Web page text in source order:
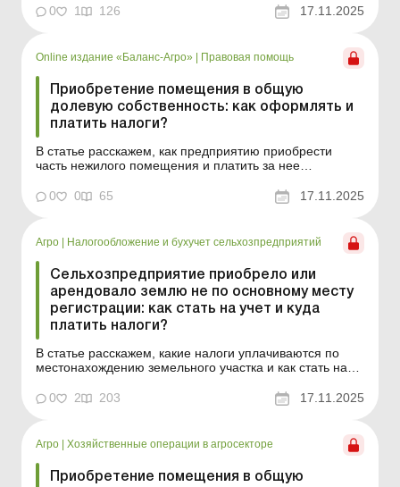
ноября 2025 года На практике нередка ситуация, когда
сельхозпредприятие покупает или арендует
регистрации. В т...
0 1 126 17.11.2025
Online издание «Баланс-Агро» | Правовая помощь
Приобретение помещения в общую
долевую собственность: как оформлять и
платить налоги?
В статье расскажем, как предприятию приобрести
часть нежилого помещения и платить за нее
Баланс-Агро № 46 от 18 ноября 2025 года Как
арендатору возобновить договор аренды земельного
продать земельный ...
0 0 65 17.11.2025
Агро Налогообложение и бухучет сельхозпредприятий
Сельхозпредприятие приобрело или
арендовало землю не по основному месту
регистрации: как стать на учет и куда
платить налоги?
В статье расскажем, какие налоги уплачиваются по
местонахождению земельного участка и как стать на
ситуация, когда сельхозпредприятие покупает или
арендует земельные участки не по основному месту
в нал...
0 2 203 17.11.2025
Агро Хозяйственные операции в агросекторе
Приобретение помещения в общую